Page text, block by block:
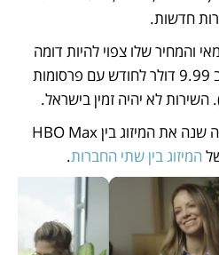
חדשות.
המיזוג בין שתי החברות.